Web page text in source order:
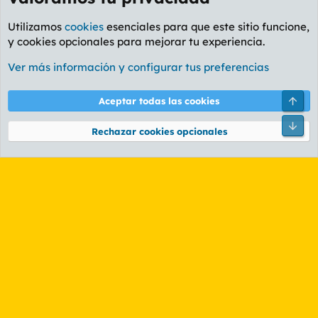
Foro General
Cookies
PL OLDSTYLE AMARILLO
Términos y reglas Política de privacidad Ayuda
Community platform by XenForo® © 2010-2026 XenForo Ltd.
Utilizamos cookies esenciales para que este sitio funcione,
y cookies opcionales para mejorar tu experiencia.
Ver más información y configurar tus preferencias
Aceptar todas las cookies
Rechazar cookies opcionales
Pie